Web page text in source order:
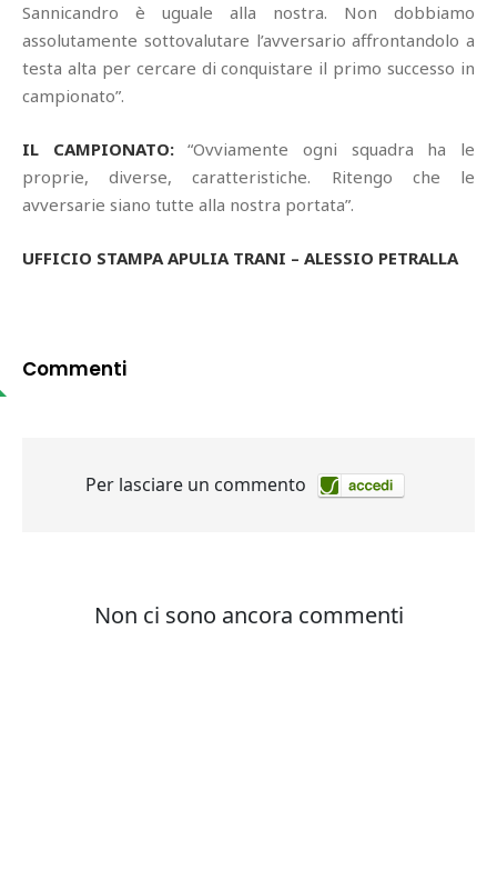
Sannicandro è uguale alla nostra. Non dobbiamo
assolutamente sottovalutare l’avversario affrontandolo a
testa alta per cercare di conquistare il primo successo in
campionato”.
IL CAMPIONATO:“Ovviamente ogni squadra ha le
proprie, diverse, caratteristiche. Ritengo che le
avversarie siano tutte alla nostra portata”.
UFFICIO STAMPA APULIA TRANI – ALESSIO PETRALLA
Commenti